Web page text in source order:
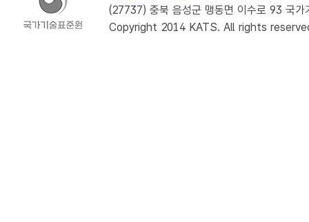
(27737) 충북 음성군 맹동면 이수로 93 국
Copyright 2014 KATS. All rights